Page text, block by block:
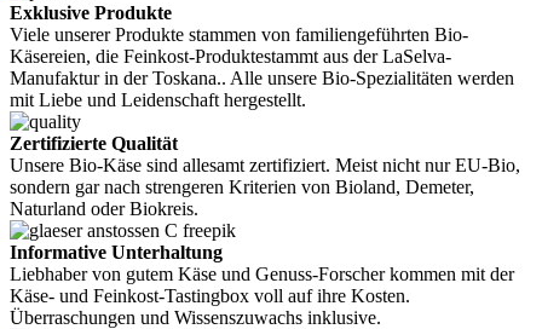
Exklusive Produkte
Viele unserer Produkte stammen von familiengeführten Bio-
Käsereien, die Feinkost-Produktestammt aus der LaSelva-
Manufaktur in der Toskana.. Alle unsere Bio-Spezialitäten werden
mit Liebe und Leidenschaft hergestellt.
Zertifizierte Qualität
Unsere Bio-Käse sind allesamt zertifiziert. Meist nicht nur EU-Bio,
sondern gar nach strengeren Kriterien von Bioland, Demeter,
Naturland oder Biokreis.
Informative Unterhaltung
Liebhaber von gutem Käse und Genuss-Forscher kommen mit der
Käse- und Feinkost-Tastingbox voll auf ihre Kosten.
Überraschungen und Wissenszuwachs inklusive.